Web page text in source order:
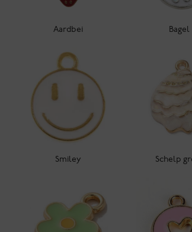
Aardbei Bagel
Smiley Schelp